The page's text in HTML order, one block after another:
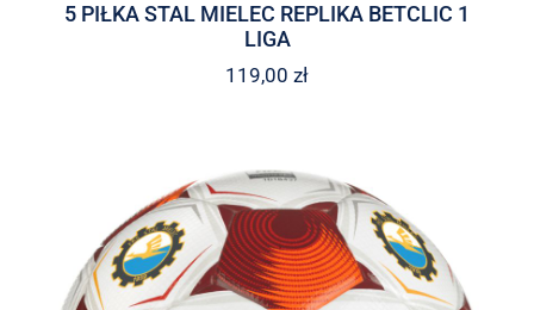
5 PIŁKA STAL MIELEC REPLIKA BETCLIC 1
LIGA
119,00 zł